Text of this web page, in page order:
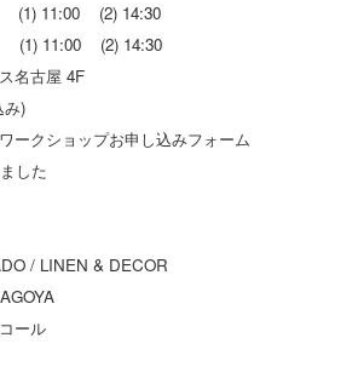
(2) 14:30
(2) 14:30
名古屋 4F
み)
ークショップお申し込みフォーム
した
/ LINEN & DECOR
ール